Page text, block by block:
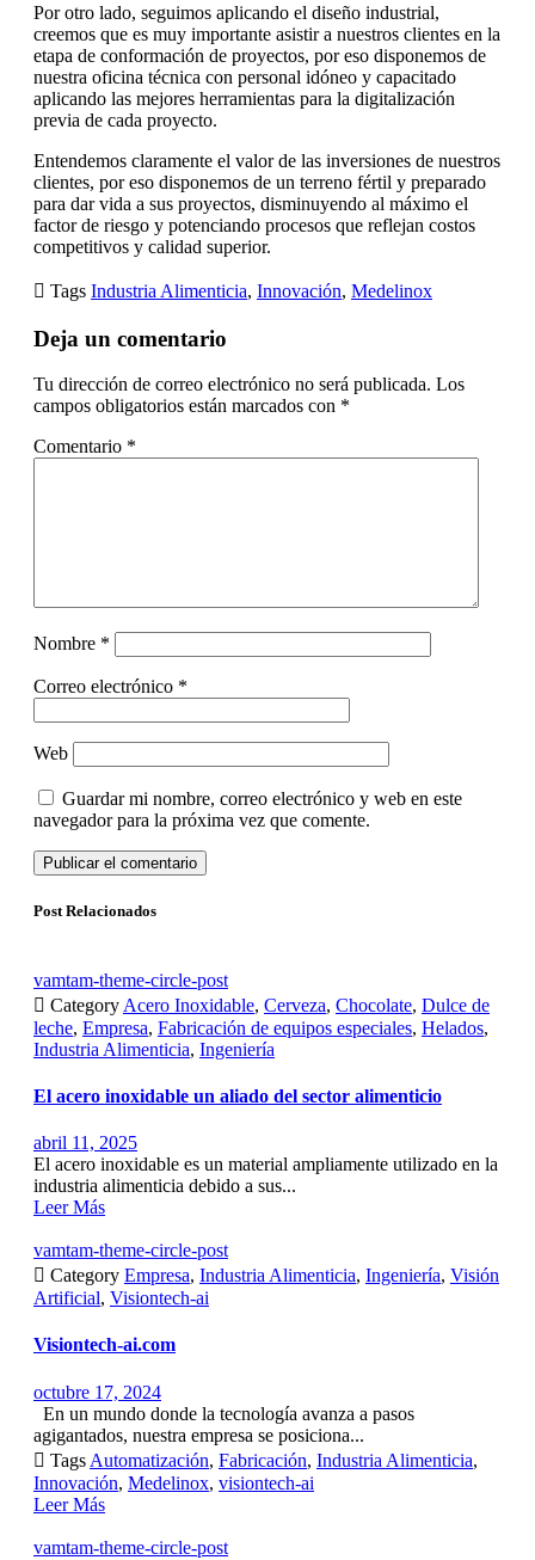
Por otro lado, seguimos aplicando el diseño industrial,
creemos que es muy importante asistir a nuestros clientes en la
etapa de conformación de proyectos, por eso disponemos de
nuestra oficina técnica con personal idóneo y capacitado
aplicando las mejores herramientas para la digitalización
previa de cada proyecto.
Entendemos claramente el valor de las inversiones de nuestros
clientes, por eso disponemos de un terreno fértil y preparado
para dar vida a sus proyectos, disminuyendo al máximo el
factor de riesgo y potenciando procesos que reflejan costos
competitivos y calidad superior.
 Tags Industria Alimenticia, Innovación, Medelinox
Deja un comentario
Tu dirección de correo electrónico no será publicada. Los
campos obligatorios están marcados con *
Comentario *
Nombre *
Correo electrónico *
Web
Guardar mi nombre, correo electrónico y web en este
navegador para la próxima vez que comente.
Post Relacionados
vamtam-theme-circle-post
 Category Acero Inoxidable, Cerveza, Chocolate, Dulce de
leche, Empresa, Fabricación de equipos especiales, Helados,
Industria Alimenticia, Ingeniería
El acero inoxidable un aliado del sector alimenticio
abril 11, 2025
El acero inoxidable es un material ampliamente utilizado en la
industria alimenticia debido a sus...
Leer Más
vamtam-theme-circle-post
 Category Empresa, Industria Alimenticia, Ingeniería, Visión
Artificial, Visiontech-ai
Visiontech-ai.com
octubre 17, 2024
En un mundo donde la tecnología avanza a pasos
agigantados, nuestra empresa se posiciona...
 Tags Automatización, Fabricación, Industria Alimenticia,
Innovación, Medelinox, visiontech-ai
Leer Más
vamtam-theme-circle-post